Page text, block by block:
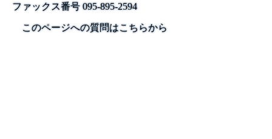
ファックス番号095-895-2594
このページへの質問はこちらから